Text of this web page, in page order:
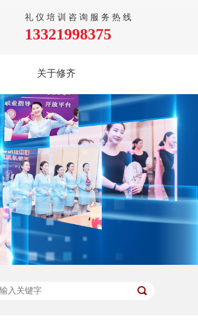
礼仪培训咨询服务热线
13321998375
关于修齐